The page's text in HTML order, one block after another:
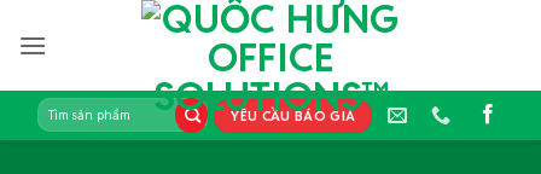
qua
dungTìm
kiếm:
YÊU CẦU BÁO GIÁ